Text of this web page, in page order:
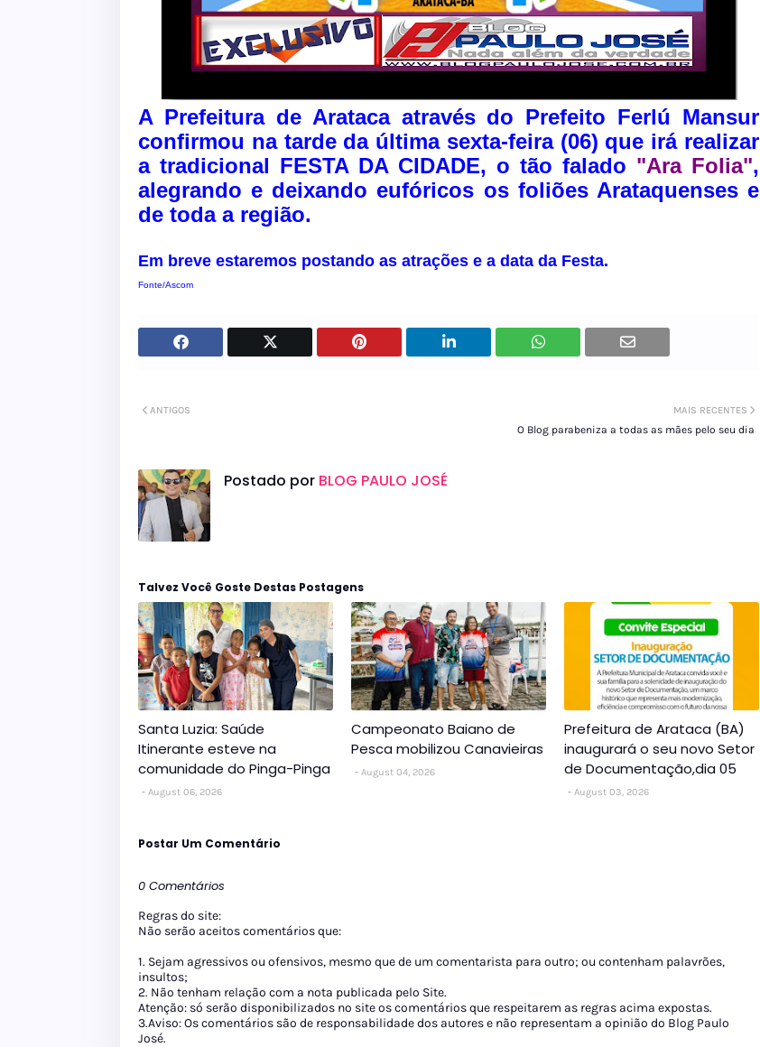
A Prefeitura de Arataca através do Prefeito Ferlú Mansur
confirmou na tarde da última sexta-feira (06) que irá realizar
a tradicional FESTA DA CIDADE, o tão falado "Ara Folia",
alegrando e deixando eufóricos os foliões Arataquenses e
de toda a região.
Em breve estaremos postando as atrações e a data da Festa.
Fonte/Ascom
MAIS RECENTES
O Blog parabeniza a todas as mães pelo seu dia
ANTIGOS
Postado por BLOG PAULO JOSÉ
Talvez Você Goste Destas Postagens
Santa Luzia: Saúde
Itinerante esteve na
comunidade do Pinga-Pinga
August 06, 2026
Campeonato Baiano de
Pesca mobilizou Canavieiras
August 04, 2026
Prefeitura de Arataca (BA)
inaugurará o seu novo Setor
de Documentação,dia 05
August 03, 2026
Postar Um Comentário
0 Comentários
Regras do site:
Não serão aceitos comentários que:
1. Sejam agressivos ou ofensivos, mesmo que de um comentarista para outro; ou contenham palavrões,
insultos;
2. Não tenham relação com a nota publicada pelo Site.
Atenção: só serão disponibilizados no site os comentários que respeitarem as regras acima expostas.
3.Aviso: Os comentários são de responsabilidade dos autores e não representam a opinião do Blog Paulo
José.